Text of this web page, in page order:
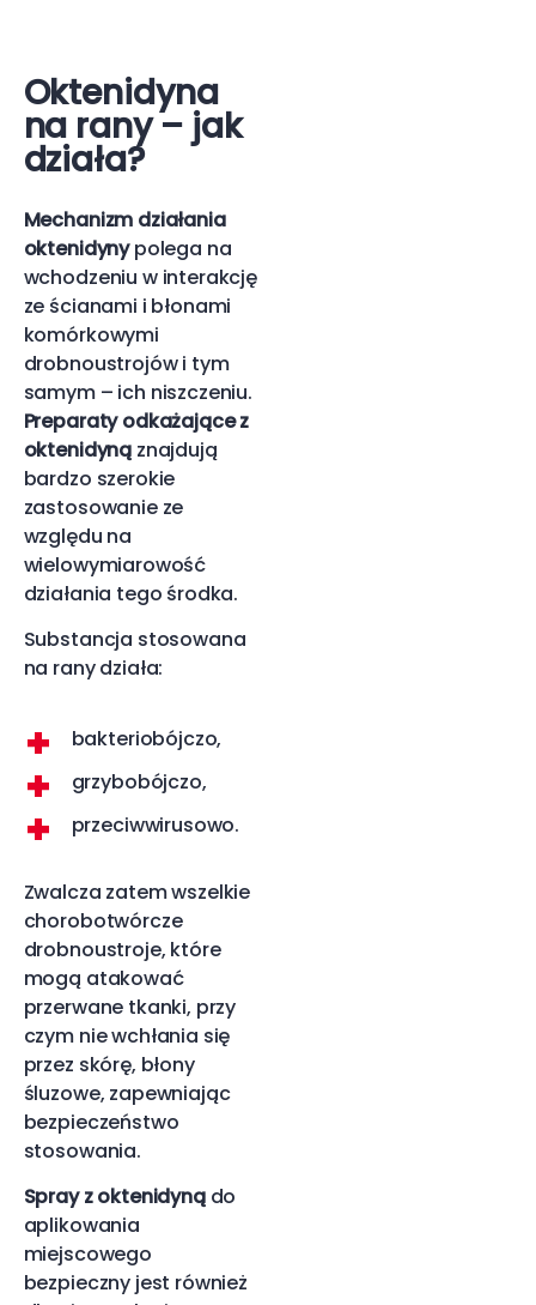
Oktenidyna
na rany – jak
działa?
Mechanizm działania
oktenidynypolega na
wchodzeniu w interakcję
ze ścianami i błonami
komórkowymi
drobnoustrojów i tym
samym – ich niszczeniu.
Preparaty odkażające z
oktenidyną znajdują
bardzo szerokie
zastosowanie ze
względu na
wielowymiarowość
działania tego środka.
Substancja stosowana
na rany działa:
bakteriobójczo,
grzybobójczo,
przeciwwirusowo.
Zwalcza zatem wszelkie
chorobotwórcze
drobnoustroje, które
mogą atakować
przerwane tkanki, przy
czym nie wchłania się
przez skórę, błony
śluzowe, zapewniając
bezpieczeństwo
stosowania.
Spray z oktenidynądo
aplikowania
miejscowego
bezpieczny jest również